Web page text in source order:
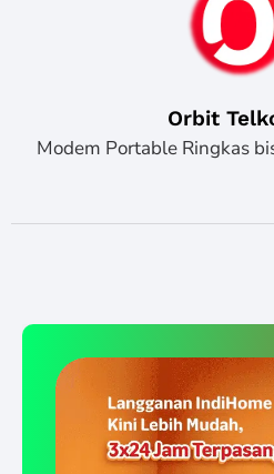
Orbit
Modem Portable Ringkas